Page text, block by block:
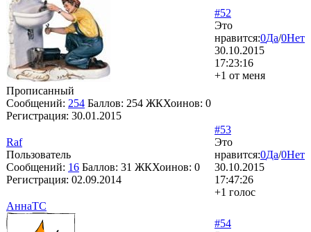
Прописанный
Сообщений: 254 Баллов: 254 ЖКХоинов: 0
Регистрация: 30.01.2015
#52
Это
нравится:0Да/0Нет
30.10.2015
17:23:16
+1 от меня
Raf
Пользователь
Сообщений: 16 Баллов: 31 ЖКХоинов: 0
Регистрация: 02.09.2014
#53
Это
нравится:0Да/0Нет
30.10.2015
17:47:26
+1 голос
АннаТС
#54